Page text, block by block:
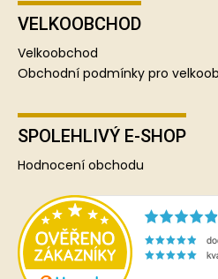
VELKOOBCHOD
Velkoobchod
Obchodní podmínky pro
SPOLEHLIVÝ E-SHOP
Hodnocení obchodu